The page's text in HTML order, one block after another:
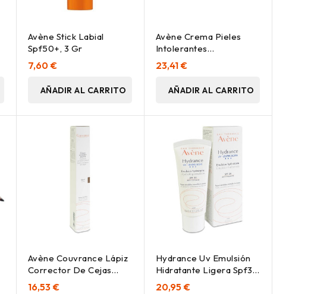
Avène Stick Labial
Spf50+, 3 Gr
7,60 €
AÑADIR AL CARRITO
Avène Crema Pieles
Intolerantes
Enriquecida, 50 Ml
23,41 €
AÑADIR AL CARRITO
Avène Couvrance Lápiz
Corrector De Cejas
Tono Claro 1_19G
16,53 €
Hydrance Uv Emulsión
Hidratante Ligera Spf30
40 Ml
20,95 €